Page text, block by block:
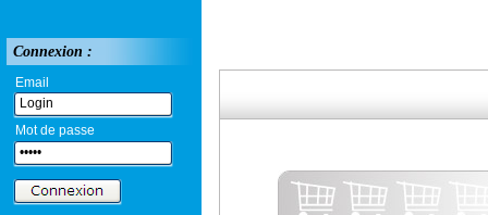
Connexion :
Email
Mot de passe